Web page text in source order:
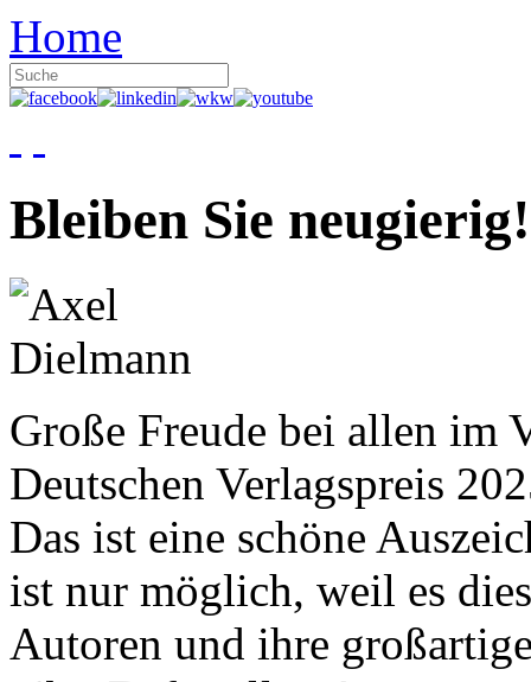
Home
Bleiben Sie neugierig!
Große Freude bei allen im
Deutschen Verlagspreis
Das ist eine schöne
ist nur möglich, weil es
Autoren und ihre